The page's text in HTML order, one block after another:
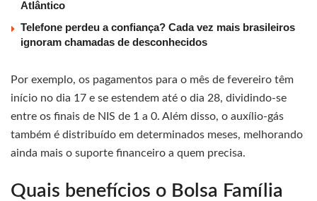
Atlântico
Telefone perdeu a confiança? Cada vez mais brasileiros
ignoram chamadas de desconhecidos
Por exemplo, os pagamentos para o mês de fevereiro têm
início no dia 17 e se estendem até o dia 28, dividindo-se
entre os finais de NIS de 1 a 0. Além disso, o auxílio-gás
também é distribuído em determinados meses, melhorando
ainda mais o suporte financeiro a quem precisa.
Quais benefícios o Bolsa Família